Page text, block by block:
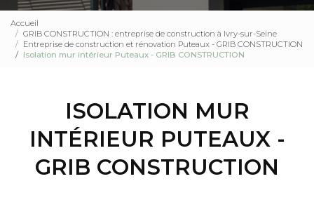
Accueil
GRIB CONSTRUCTION : entreprise de construction à Ivry-sur-Seine
Entreprise de construction et rénovation Puteaux - GRIB CONSTRUCTION
Isolation mur intérieur Puteaux - GRIB CONSTRUCTION
ISOLATION MUR
INTÉRIEUR PUTEAUX -
GRIB CONSTRUCTION